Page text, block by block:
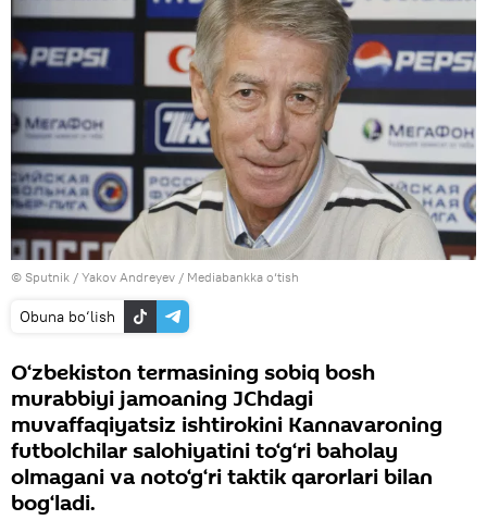
© Sputnik / Yakov Andreyev / Mediabankka o‘tish
Obuna bo‘lish
O‘zbekiston termasining sobiq bosh
murabbiyi jamoaning JChdagi
muvaffaqiyatsiz ishtirokini Kannavaroning
futbolchilar salohiyatini to‘g‘ri baholay
olmagani va noto‘g‘ri taktik qarorlari bilan
bog‘ladi.